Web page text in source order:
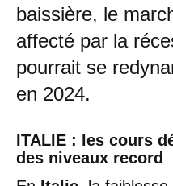
baissière, le
affecté par la
pourrait se
en 2024.
ITALIE : les cours
des niveaux record